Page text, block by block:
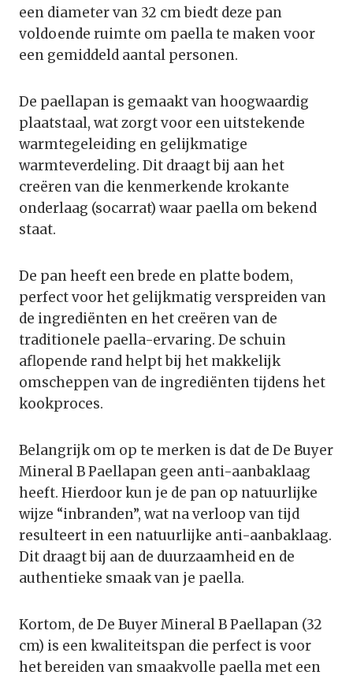
een diameter van 32 cm biedt deze pan
voldoende ruimte om paella te maken voor
een gemiddeld aantal personen.
De paellapan is gemaakt van hoogwaardig
plaatstaal, wat zorgt voor een uitstekende
warmtegeleiding en gelijkmatige
warmteverdeling. Dit draagt bij aan het
creëren van die kenmerkende krokante
onderlaag (socarrat) waar paella om bekend
staat.
De pan heeft een brede en platte bodem,
perfect voor het gelijkmatig verspreiden van
de ingrediënten en het creëren van de
traditionele paella-ervaring. De schuin
aflopende rand helpt bij het makkelijk
omscheppen van de ingrediënten tijdens het
kookproces.
Belangrijk om op te merken is dat de De Buyer
Mineral B Paellapan geen anti-aanbaklaag
heeft. Hierdoor kun je de pan op natuurlijke
wijze “inbranden”, wat na verloop van tijd
resulteert in een natuurlijke anti-aanbaklaag.
Dit draagt bij aan de duurzaamheid en de
authentieke smaak van je paella.
Kortom, de De Buyer Mineral B Paellapan (32
cm) is een kwaliteitspan die perfect is voor
het bereiden van smaakvolle paella met een